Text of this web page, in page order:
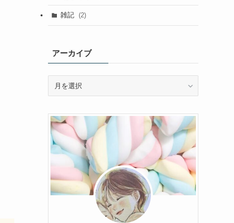
雑記 (2)
アーカイブ
イ
ブ